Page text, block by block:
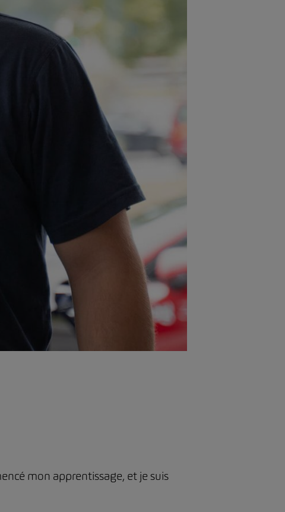
mon apprentissage, et je suis